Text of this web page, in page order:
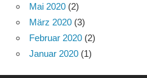
Mai 2020 (2)
März 2020 (3)
Februar 2020 (2)
Januar 2020 (1)